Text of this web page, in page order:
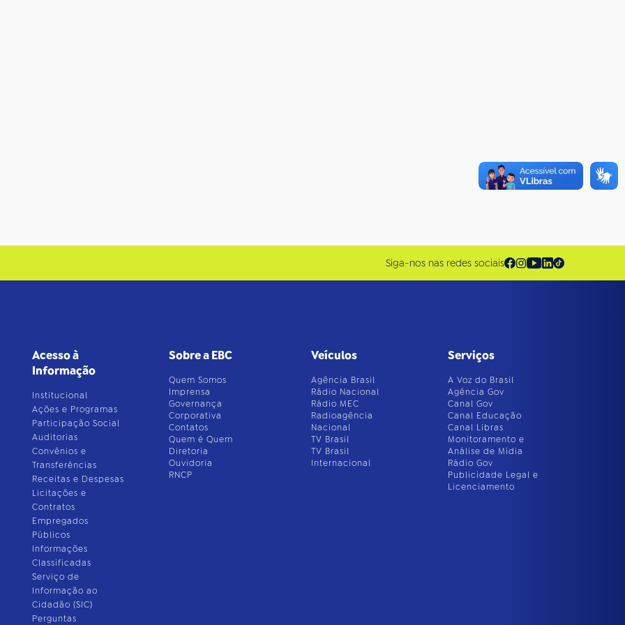
Siga-nos nas redes sociais
Acesso à
Informação
Institucional
Ações e Programas
Participação Social
Auditorias
Convênios e
Transferências
Receitas e Despesas
Licitações e
Contratos
Empregados
Públicos
Informações
Classificadas
Serviço de
Informação ao
Cidadão (SIC)
Perguntas
Sobre a EBC
Quem Somos
Imprensa
Governança
Corporativa
Contatos
Quem é Quem
Diretoria
Ouvidoria
RNCP
Veículos
Agência Brasil
Rádio Nacional
Rádio MEC
Radioagência
Nacional
TV Brasil
TV Brasil
Internacional
Serviços
A Voz do Brasil
Agência Gov
Canal Gov
Canal Educação
Canal Libras
Monitoramento e
Análise de Mídia
Rádio Gov
Publicidade Legal e
Licenciamento